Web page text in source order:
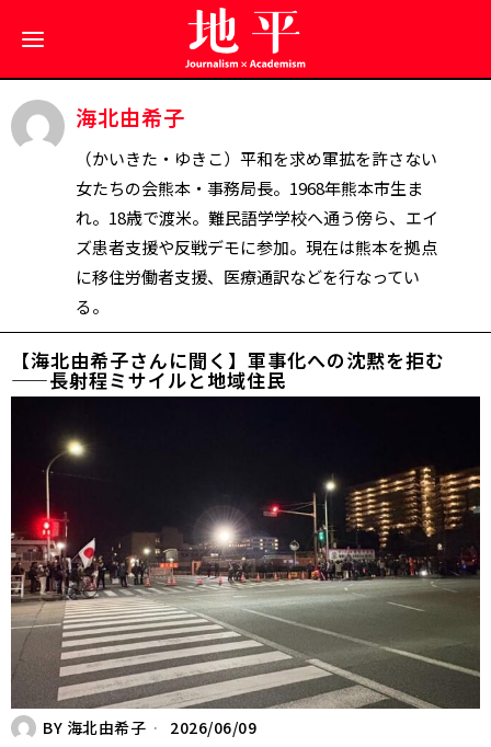
海北由希子
（かいきた・ゆきこ）平和を求め軍拡を許さない
女たちの会熊本・事務局長。1968年熊本市生ま
れ。18歳で渡米。難民語学学校へ通う傍ら、エイ
ズ患者支援や反戦デモに参加。現在は熊本を拠点
に移住労働者支援、医療通訳などを行なってい
る。
【海北由希子さんに聞く】軍事化への沈黙を拒む
——長射程ミサイルと地域住民
BY 海北由希子 2026/06/09